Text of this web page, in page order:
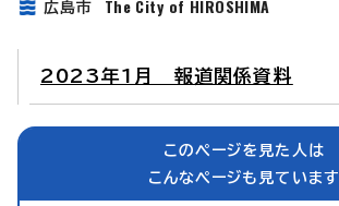
広島市 The City of HIROSHIMA
2023年1月 報道関係資料
このページを見た人は
こんなページも見ています